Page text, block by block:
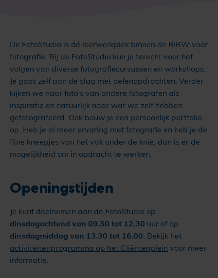
De FotoStudio is dé leerwerkplek binnen de RIBW voor
fotografie. Bij de FotoStudio kun je terecht voor het
volgen van diverse fotografiecursussen en workshops.
Je gaat zelf aan de slag met oefenopdrachten. Verder
kijken we naar foto’s van andere fotografen als
inspiratie en natuurlijk naar wat we zelf hebben
gefotografeerd. Ook bouw je een persoonlijk portfolio
op. Heb je al meer ervaring met fotografie en heb je de
fijne kneepjes van het vak onder de knie, dan is er de
mogelijkheid om in opdracht te werken.
Openingstijden
Je kunt deelnemen aan de FotoStudio op
dinsdagochtend van 09.30 tot 12.30 uur of op
dinsdagmiddag van 13.30 tot 16.00. Bekijk het
activiteitenprogramma op het Cliëntenplein voor meer
informatie.